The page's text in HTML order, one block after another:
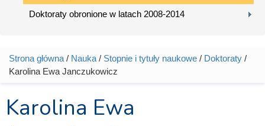
Doktoraty obronione w latach 2008-2014
Jesteś tutaj
Strona główna / Nauka / Stopnie i tytuły naukowe / Doktoraty /
Karolina Ewa Janczukowicz
Karolina Ewa